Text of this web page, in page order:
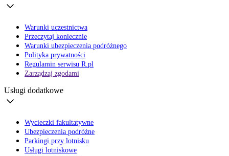
Warunki uczestnictwa
Przeczytaj koniecznie
Warunki ubezpieczenia podróżnego
Polityka prywatności
Regulamin serwisu R.pl
Zarządzaj zgodami
Usługi dodatkowe
Wycieczki fakultatywne
Ubezpieczenia podróżne
Parkingi przy lotnisku
Usługi lotniskowe